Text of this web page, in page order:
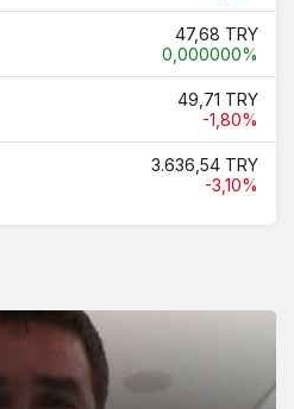
47,68 TRY
0,000000%
49,71 TRY
-1,80%
3.636,54 TRY
-3,10%